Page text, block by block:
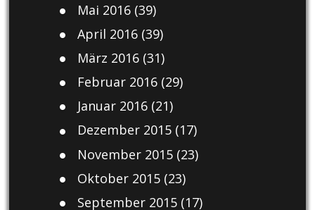
Mai 2016(39)
April 2016(39)
März 2016(31)
Februar 2016(29)
Januar 2016(21)
Dezember 2015(17)
November 2015(23)
Oktober 2015(23)
September 2015(17)